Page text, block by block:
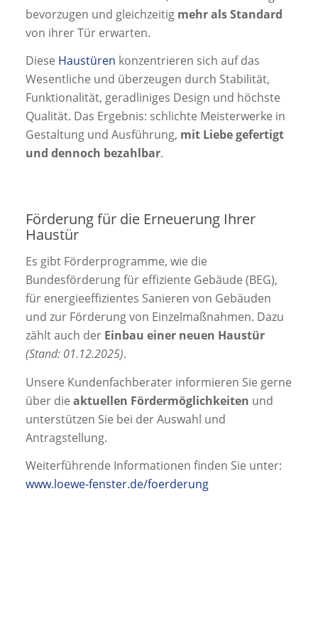
bevorzugen und gleichzeitig mehr als Standard
von ihrer Tür erwarten.
Diese Haustüren konzentrieren sich auf das
Wesentliche und überzeugen durch Stabilität,
Funktionalität, geradliniges Design und höchste
Qualität. Das Ergebnis: schlichte Meisterwerke in
Gestaltung und Ausführung, mit Liebe gefertigt
und dennoch bezahlbar.
Förderung für die Erneuerung Ihrer
Haustür
Es gibt Förderprogramme, wie die
Bundesförderung für effiziente Gebäude (BEG),
für energieeffizientes Sanieren von Gebäuden
und zur Förderung von Einzelmaßnahmen. Dazu
zählt auch der Einbau einer neuen Haustür
(Stand: 01.12.2025).
Unsere Kundenfachberater informieren Sie gerne
über die aktuellen Fördermöglichkeiten und
unterstützen Sie bei der Auswahl und
Antragstellung.
Weiterführende Informationen finden Sie unter:
www.loewe-fenster.de/foerderung